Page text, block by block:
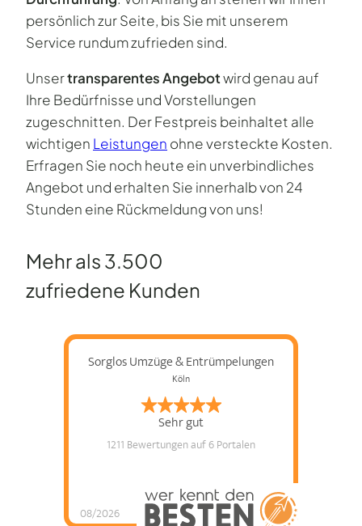
persönlich zur Seite, bis Sie mit unserem
Service rundum zufrieden sind.
Unsertransparentes Angebotwird genau auf
Ihre Bedürfnisse und Vorstellungen
zugeschnitten. Der Festpreis beinhaltet alle
wichtigen Leistungen ohne versteckte Kosten.
Erfragen Sie noch heute ein unverbindliches
Angebot und erhalten Sie innerhalb von 24
Stunden eine Rückmeldung von uns!
Mehr als 3.500
zufriedene Kunden
Sorglos Umzüge & Entrümpelungen
Köln
Sehr gut
1211 Bewertungenauf 6 Portalen
08/2026